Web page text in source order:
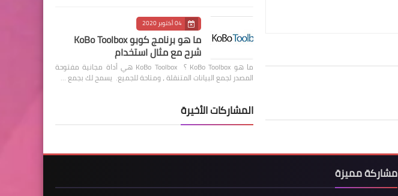
04 أكتوبر 2020
ما هو برنامج كوبو KoBo Toolbox
شرح مع مثال استخدام
ما هو KoBo Toolbox ؟ KoBo Toolbox هي أداة مجانية مفتوحة
المصدر لجمع البيانات المتنقلة ، ومتاحة للجميع. يسمح لك بجمع …
المشاركات الأخيرة
مشاركة مميزة